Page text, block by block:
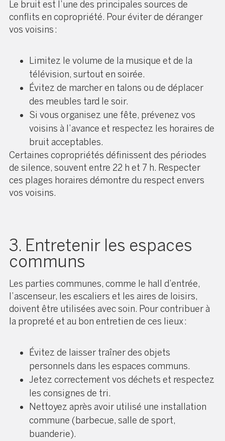
Le bruit est l’une des principales sources de
conflits en copropriété. Pour éviter de déranger
vos voisins :
Limitez le volume de la musique et de la
télévision, surtout en soirée.
Évitez de marcher en talons ou de déplacer
des meubles tard le soir.
Si vous organisez une fête, prévenez vos
voisins à l’avance et respectez les horaires de
bruit acceptables.
Certaines copropriétés définissent des périodes
de silence, souvent entre 22 h et 7 h. Respecter
ces plages horaires démontre du respect envers
vos voisins.
3. Entretenir les espaces
communs
Les parties communes, comme le hall d’entrée,
l’ascenseur, les escaliers et les aires de loisirs,
doivent être utilisées avec soin. Pour contribuer à
la propreté et au bon entretien de ces lieux :
Évitez de laisser traîner des objets
personnels dans les espaces communs.
Jetez correctement vos déchets et respectez
les consignes de tri.
Nettoyez après avoir utilisé une installation
commune (barbecue, salle de sport,
buanderie).